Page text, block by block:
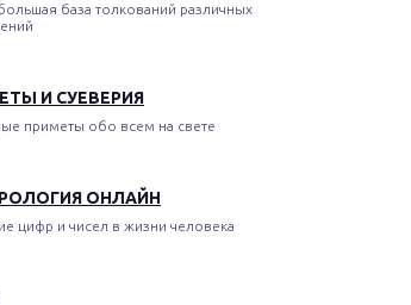
база толкований различных
И СУЕВЕРИЯ
приметы обо всем на свете
ОНЛАЙН
цифр и чисел в жизни человека